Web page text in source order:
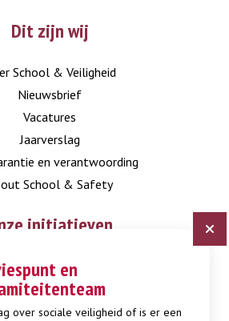
en
over sociale veiligheid of is er een
Dit zijn wij
School & Veiligheid
Nieuwsbrief
Vacatures
Jaarverslag
en verantwoording
School & Safety
initiatieven
Veiligheidsplan
Burgerschap
Gendi